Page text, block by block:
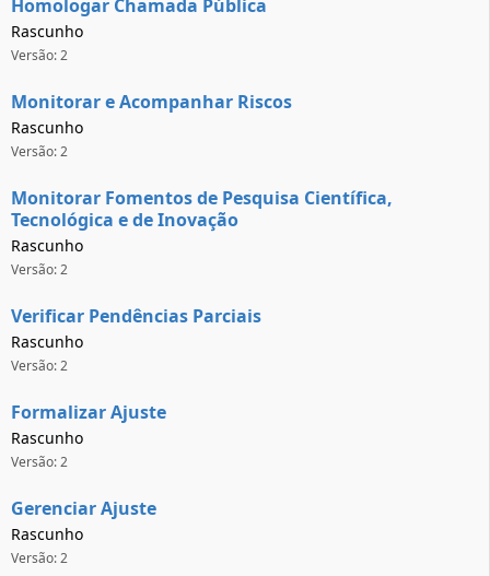
Homologar Chamada Pública
Rascunho
Versão: 2
Monitorar e Acompanhar Riscos
Rascunho
Versão: 2
Monitorar Fomentos de Pesquisa Científica,
Tecnológica e de Inovação
Rascunho
Versão: 2
Verificar Pendências Parciais
Rascunho
Versão: 2
Formalizar Ajuste
Rascunho
Versão: 2
Gerenciar Ajuste
Rascunho
Versão: 2